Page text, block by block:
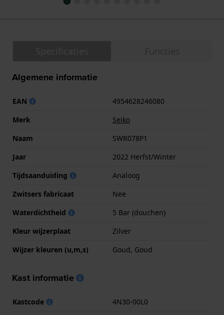
Algemene informatie
EAN
4954628246080
Merk
Seiko
Naam
SWR078P1
Jaar
2022 Herfst/Winter
Tijdsaanduiding
Analoog
Zwitsers fabricaat
Nee
Waterdichtheid
5 Bar (douchen)
Kleur wijzerplaat
Zilver
Wijzer kleuren (u,m,s)
Goud, Goud
Kast informatie
Kastcode
4N30-00L0